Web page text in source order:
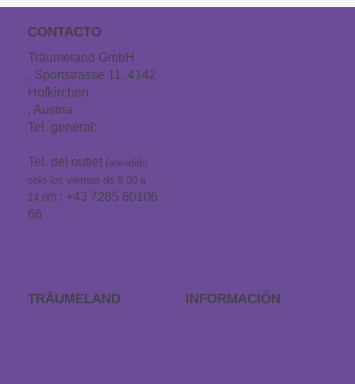
CONTACTO
Träumeland GmbH
, Sportstrasse 11, 4142
Hofkirchen
, Austria
Tel. general:
Tel. del outlet (atendido
solo los viernes de 8:00 a
14:00) : +43 7285 60106
66
TRÄUMELAND INFORMACIÓN